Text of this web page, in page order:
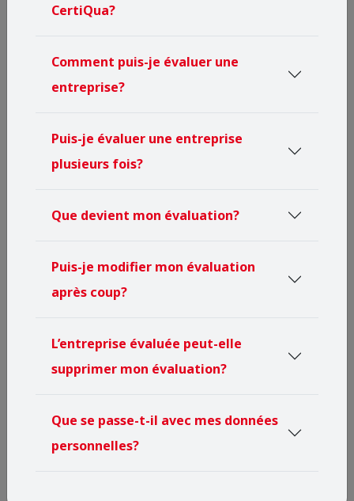
L'entreprise spécialisée joint à chaque
facture une carte d'enquête CertiQua. Le
notes de "très bon" à "mauvais".
L'évaluation elle-même ne prend que quelques minutes.
Ensuite, le client envoie la carte préaffranchie par la
poste à CertiQua. Vous pouvez également soumettre
l'entreprise.
Évaluation en ligne
CertiQua?
Comment puis-je évaluer une
entreprise?
Puis-je évaluer une entreprise
plusieurs fois?
Que devient mon évaluation?
Puis-je modifier mon évaluation
après coup?
L’entreprise évaluée peut-elle
supprimer mon évaluation?
Que se passe-t-il avec mes données
personnelles?